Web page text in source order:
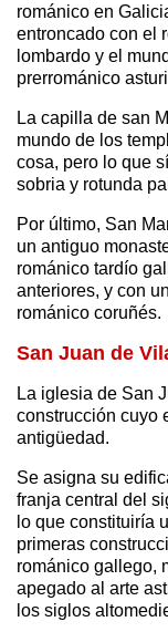
románico en
entroncado con el
lombardo y el
prerrománico
La capilla de san
mundo de los
cosa, pero lo que
sobria y rotunda
Por último, San
un antiguo
románico tardío
anteriores, y con
románico coruñés.
San Juan de
La iglesia de San
construcción cuyo
antigüedad.
Se asigna su
franja central del
lo que constituiría
primeras
románico gallego,
apegado al arte
los siglos